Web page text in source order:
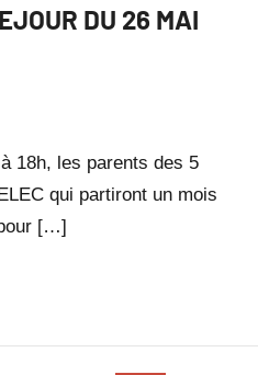
DU 26 MAI
18h, les parents des 5
qui partiront un mois
[…]